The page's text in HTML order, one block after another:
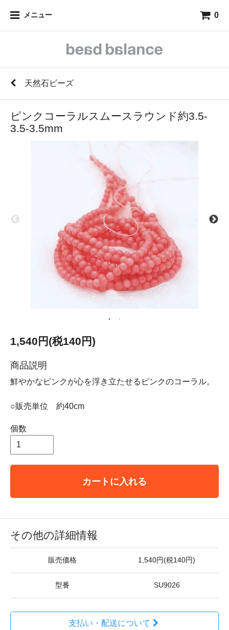
メニュー 0
天然石ビーズ
ピンクコーラルスムースラウンド約3.5-
3.5-3.5mm
1,540円(税140円)
商品説明
鮮やかなピンクが心を浮き立たせるピンクのコーラル。
○販売単位 約40cm
個数
カートに入れる
その他の詳細情報
販売価格 1,540円(税140円)
型番 SU9026
支払い・配送について